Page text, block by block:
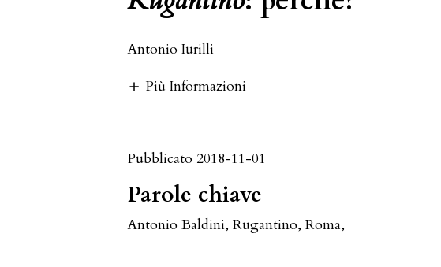
Antonio Iurilli
Più Informazioni
Pubblicato 2018-11-01
Parole chiave
Antonio Baldini, Rugantino, Roma,